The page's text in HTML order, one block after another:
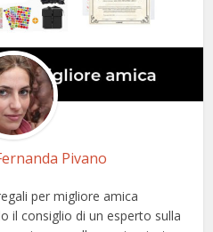
Pivano
per migliore amica
il consiglio di un esperto sulla